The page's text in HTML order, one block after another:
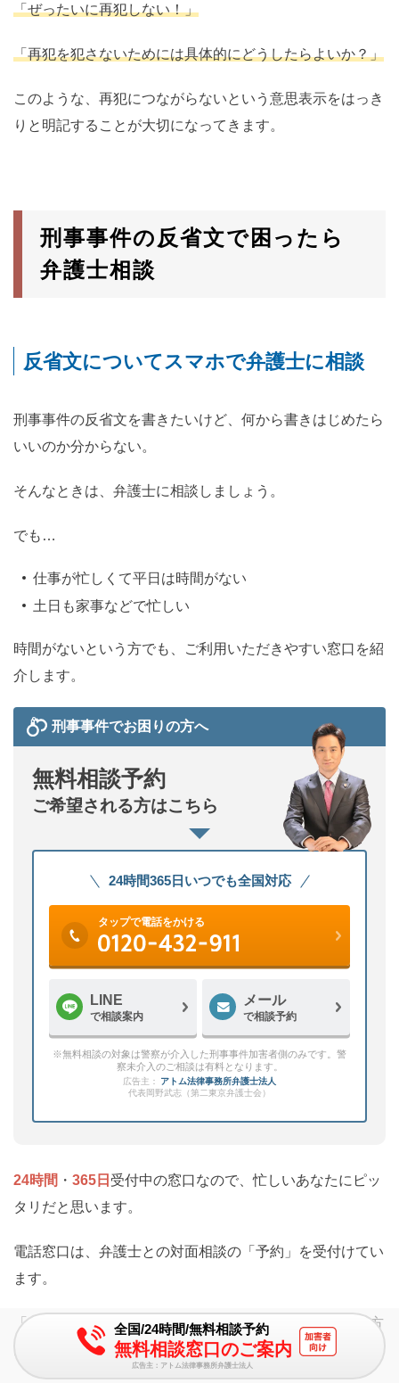
「ぜったいに再犯しない！」
「再犯を犯さないためには具体的にどうしたらよいか？」
このような、再犯につながらないという意思表示をはっき
りと明記することが大切になってきます。
刑事事件の反省文で困ったら
弁護士相談
反省文についてスマホで弁護士に相談
刑事事件の反省文を書きたいけど、何から書きはじめたら
いいのか分からない。
そんなときは、弁護士に相談しましょう。
でも…
仕事が忙しくて平日は時間がない
土日も家事などで忙しい
時間がないという方でも、ご利用いただきやすい窓口を紹
介します。
刑事事件でお困りの方へ
無料相談予約
ご希望される方はこちら
24時間365日いつでも全国対応
タップで電話をかける
LINE
で相談案内
メール
で相談予約
※無料相談の対象は警察が介入した刑事事件加害者側のみです。警
察未介入のご相談は有料となります。
広告主：
アトム法律事務所弁護士法人
代表岡野武志（第二東京弁護士会）
24時間 ・ 365日 受付中の窓口なので、忙しいあなたにピッ
タリだと思います。
電話窓口は、弁護士との対面相談の「予約」を受付けてい
ます。
「今すぐ」弁護士に、反省文について相談したいという方
はこちらの窓口をご利用ください。
全国/24時間/無料相談予約
無料相談窓口のご案内
広告主：アトム法律事務所弁護士法人